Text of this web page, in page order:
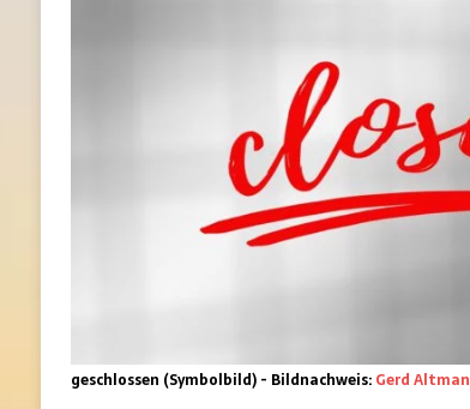
geschlossen (Symbolbild) - Bildnachweis: Gerd